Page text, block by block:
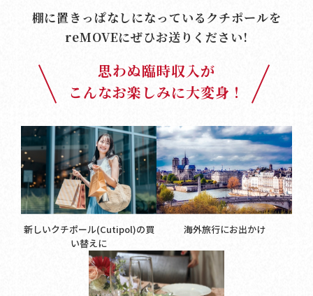
棚に置きっぱなしになっているクチポールを
reMOVEにぜひお送りください!
思わぬ臨時収入が
こんなお楽しみに大変身！
新しいクチポール(Cutipol)の買
い替えに
海外旅行にお出かけ